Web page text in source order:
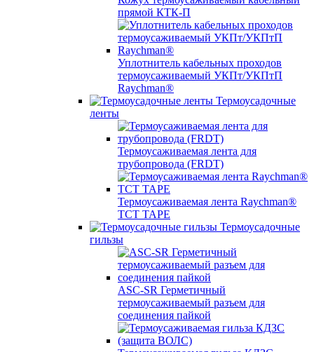
прямой КТК-П
Уплотнитель кабельных проходов
термоусаживаемый УКПт/УКПтП
Raychman®
Термоусадочные
ленты
Термоусаживаемая лента для
трубопровода (FRDT)
Термоусаживаемая лента Raychman®
TCT TAPE
Термоусадочные
гильзы
ASC‐SR Герметичный
термоусаживаемый разъем для
соединения пайкой